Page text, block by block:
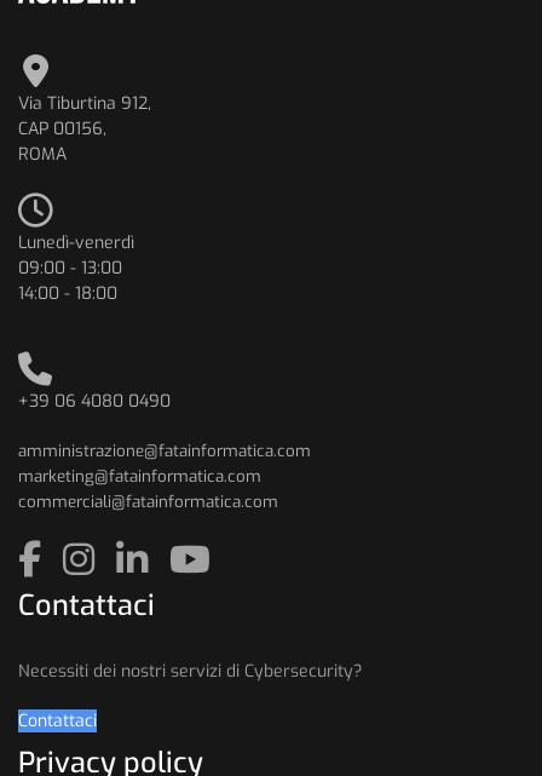
Via Tiburtina 912,
CAP 00156,
ROMA
Lunedì-venerdì
09:00 - 13:00
14:00 - 18:00
+39 06 4080 0490
amministrazione@fatainformatica.com
marketing@fatainformatica.com
commerciali@fatainformatica.com
Contattaci
Necessiti dei nostri servizi di Cybersecurity?
Contattaci
Privacy policy